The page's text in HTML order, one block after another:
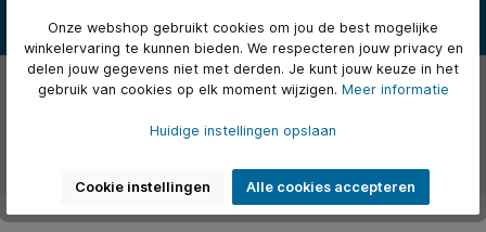
tonerc…Meer
Over het merk
Onze webshop gebruikt cookies om jou de best mogelijke
winkelervaring te kunnen bieden. We respecteren jouw privacy en
delen jouw gegevens niet met derden. Je kunt jouw keuze in het
gebruik van cookies op elk moment wijzigen. Meer informatie
Huidige instellingen opslaan
Cookie instellingen Alle cookies accepteren